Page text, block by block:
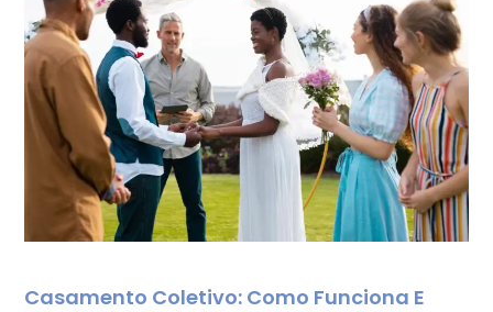
Casamento Coletivo: Como Funciona E